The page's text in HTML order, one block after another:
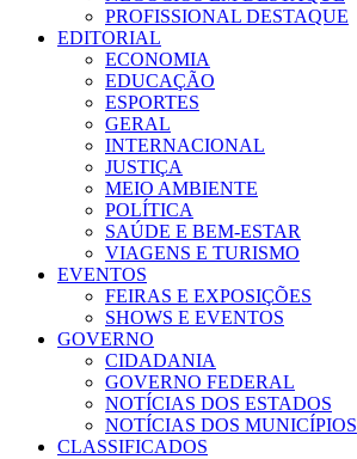
PROFISSIONAL DESTAQUE
EDITORIAL
ECONOMIA
EDUCAÇÃO
ESPORTES
GERAL
INTERNACIONAL
JUSTIÇA
MEIO AMBIENTE
POLÍTICA
SAÚDE E BEM-ESTAR
VIAGENS E TURISMO
EVENTOS
FEIRAS E EXPOSIÇÕES
SHOWS E EVENTOS
GOVERNO
CIDADANIA
GOVERNO FEDERAL
NOTÍCIAS DOS ESTADOS
NOTÍCIAS DOS MUNICÍPIOS
CLASSIFICADOS